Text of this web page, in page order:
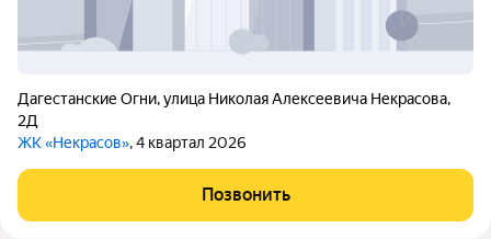
Дагестанские Огни,улица Николая Алексеевича Некрасова,
2Д
ЖК «Некрасов», 4 квартал 2026
Позвонить